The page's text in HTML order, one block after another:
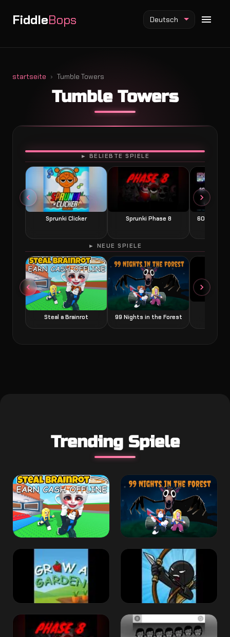
FiddleBops
Fiddlebops Mod
Incredibox Mod
Sprunki Mod
Deutsch
startseite Tumble Towers
Tumble Towers
► BELIEBTE SPIELE
Sprunki Clicker Sprunki Phase 8 60
SPIELEN
► NEUE SPIELE
Steal a Brainrot 99 Nights in the Forest
Trending Spiele